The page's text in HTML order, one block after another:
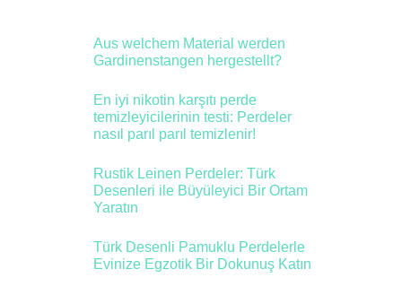
Aus welchem Material werden
Gardinenstangen hergestellt?
En iyi nikotin karşıtı perde
temizleyicilerinin testi: Perdeler
nasıl parıl parıl temizlenir!
Rustik Leinen Perdeler: Türk
Desenleri ile Büyüleyici Bir Ortam
Yaratın
Türk Desenli Pamuklu Perdelerle
Evinize Egzotik Bir Dokunuş Katın